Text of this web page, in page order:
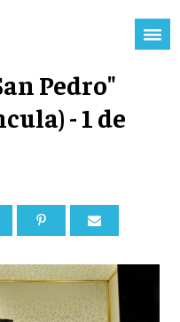
Pedro"
- 1 de